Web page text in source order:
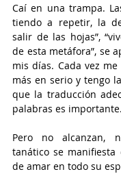
Caí en una trampa.
tiendo a repetir, la
salir de las hojas”,
de esta metáfora”, se
mis días. Cada vez
más en serio y tengo
que la traducción
palabras es importante.
Pero no alcanzan,
tanático se
de amar en todo su